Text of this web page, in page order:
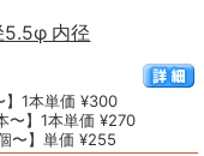
5.5φ 内径
】1本単価 ¥300
〜】1本単価 ¥270
〜】単価 ¥255